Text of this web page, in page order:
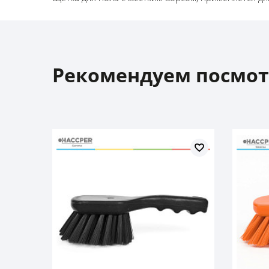
Рекомендуем